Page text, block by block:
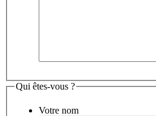
Qui êtes-vous ?
Votre nom